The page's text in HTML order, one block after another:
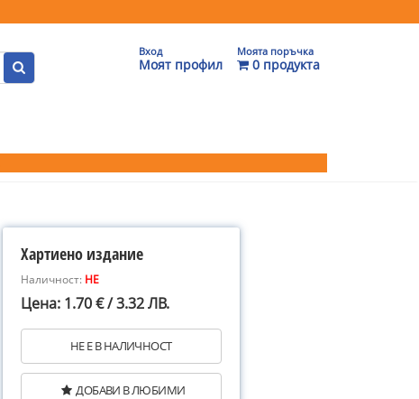
Вход
Моят профил
Моята поръчка
0 продукта
Хартиено издание
Наличност: НЕ
Цена: 1.70 € / 3.32 ЛВ.
НЕ Е В НАЛИЧНОСТ
ДОБАВИ В ЛЮБИМИ